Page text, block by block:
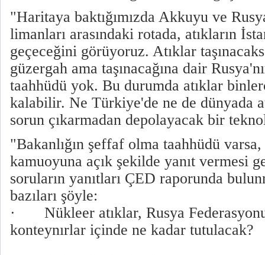
"Haritaya baktığımızda Akkuyu ve
limanları arasındaki rotada, atıkların
geçeceğini görüyoruz. Atıklar
güzergah ama taşınacağına dair
taahhüdü yok. Bu durumda atıklar
kalabilir. Ne Türkiye'de ne de dünyada
sorun çıkarmadan depolayacak bir
"Bakanlığın şeffaf olma taahhüdü
kamuoyuna açık şekilde yanıt vermesi
soruların yanıtları ÇED raporunda
bazıları şöyle:
· Nükleer atıklar, Rusya
konteynırlar içinde ne kadar tutulacak?